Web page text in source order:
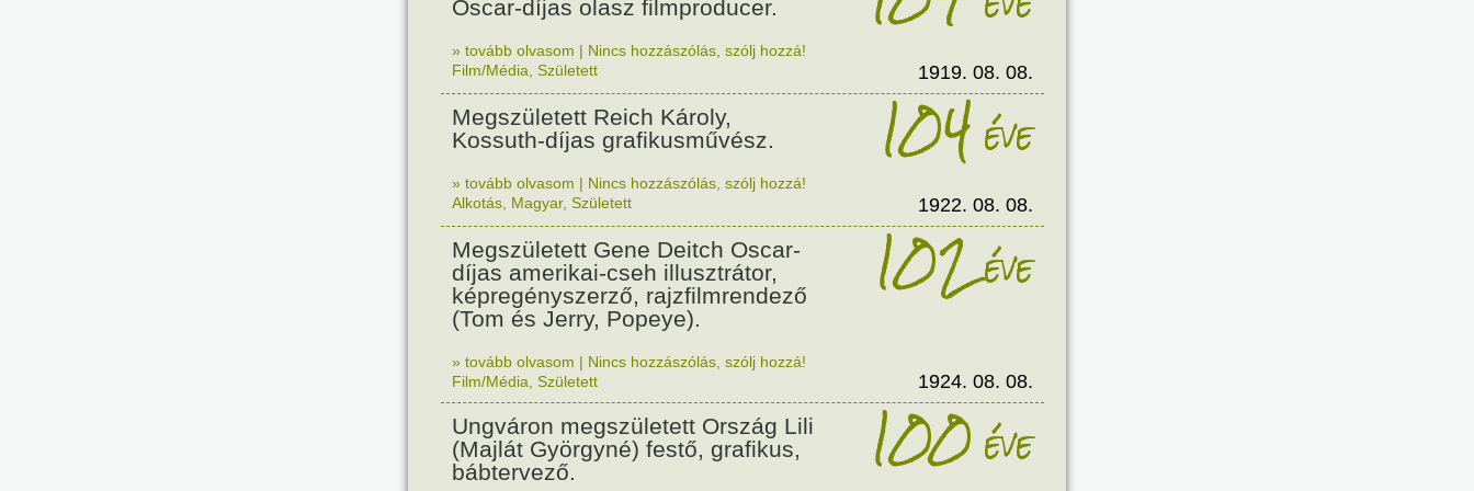
Oscar-díjas olasz filmproducer.
» tovább olvasom | Nincs hozzászólás, szólj hozzá!
Film/Média Született 1919. 08. 08.
Megszületett Reich Károly,
Kossuth-díjas grafikusművész.
104éve
» tovább olvasom | Nincs hozzászólás, szólj hozzá!
Alkotás Magyar, Született 1922. 08. 08.
Megszületett Gene Deitch Oscar-
díjas amerikai-cseh illusztrátor,
képregényszerző, rajzfilmrendező
(Tom és Jerry, Popeye).
102éve
» tovább olvasom | Nincs hozzászólás, szólj hozzá!
Film/Média Született 1924. 08. 08.
Ungváron megszületett Ország Lili
(Majlát Györgyné) festő, grafikus,
bábtervező.
100éve